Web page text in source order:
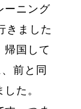
ーニング
きました
帰国して
前と同
た。